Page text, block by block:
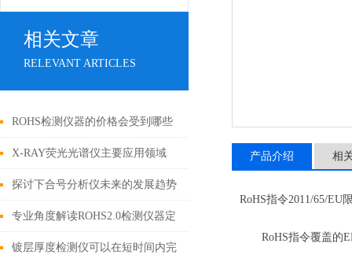
相关文章
RELEVANT ARTICLES
ROHS检测仪器的价格会受到哪些
因素的影响
X-RAY荧光光谱仪主要应用领域
探讨下合号分析仪未来的发展趋势
专业角度解读ROHS2.0检测仪器定
期保养的规范与流程
镀层厚度检测仪可以在短时间内完
产品介绍 相
RoHS指令2011/65/EU
RoHS指令覆盖的